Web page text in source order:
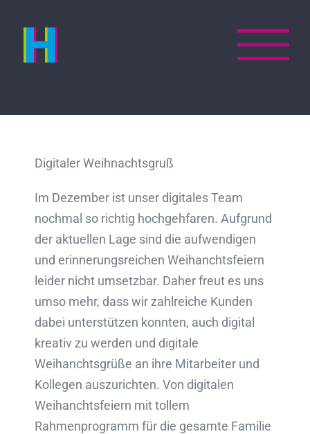
Inhalt
springen
Digitaler Weihnachtsgruß
Im Dezember ist unser digitales Team
nochmal so richtig hochgehfaren. Aufgrund
der aktuellen Lage sind die aufwendigen
und erinnerungsreichen Weihanchtsfeiern
leider nicht umsetzbar. Daher freut es uns
umso mehr, dass wir zahlreiche Kunden
dabei unterstützen konnten, auch digital
kreativ zu werden und digitale
Weihanchtsgrüße an ihre Mitarbeiter und
Kollegen auszurichten. Von digitalen
Weihanchtsfeiern mit tollem
Rahmenprogramm für die gesamte Familie